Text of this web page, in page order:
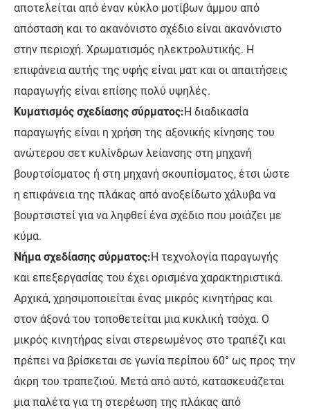
αποτελείται από έναν κύκλο μοτίβων άμμου από
απόσταση και το ακανόνιστο σχέδιο είναι ακανόνιστο
στην περιοχή. Χρωματισμός ηλεκτρολυτικής. Η
επιφάνεια αυτής της υφής είναι ματ και οι απαιτήσεις
παραγωγής είναι επίσης πολύ υψηλές.
Κυματισμός σχεδίασης σύρματος:Η διαδικασία
παραγωγής είναι η χρήση της αξονικής κίνησης του
ανώτερου σετ κυλίνδρων λείανσης στη μηχανή
βουρτσίσματος ή στη μηχανή σκουπίσματος, έτσι ώστε
η επιφάνεια της πλάκας από ανοξείδωτο χάλυβα να
βουρτσιστεί για να ληφθεί ένα σχέδιο που μοιάζει με
κύμα.
Νήμα σχεδίασης σύρματος:Η τεχνολογία παραγωγής
και επεξεργασίας του έχει ορισμένα χαρακτηριστικά.
Αρχικά, χρησιμοποιείται ένας μικρός κινητήρας και
στον άξονά του τοποθετείται μια κυκλική τσόχα. Ο
μικρός κινητήρας είναι στερεωμένος στο τραπέζι και
πρέπει να βρίσκεται σε γωνία περίπου 60° ως προς την
άκρη του τραπεζιού. Μετά από αυτό, κατασκευάζεται
μια παλέτα για τη στερέωση της πλάκας από